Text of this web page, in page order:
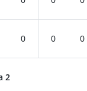
0 0 0
2